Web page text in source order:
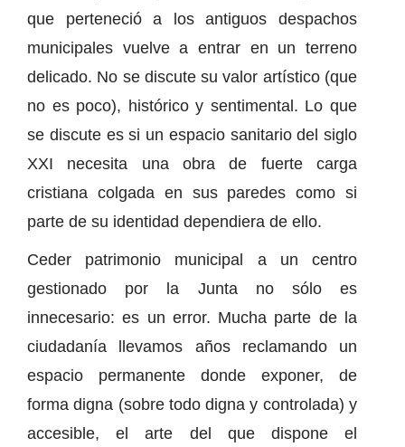
que perteneció a los antiguos despachos
municipales vuelve a entrar en un terreno
delicado. No se discute su valor artístico (que
no es poco), histórico y sentimental. Lo que
se discute es si un espacio sanitario del siglo
XXI necesita una obra de fuerte carga
cristiana colgada en sus paredes como si
parte de su identidad dependiera de ello.
Ceder patrimonio municipal a un centro
gestionado por la Junta no sólo es
innecesario: es un error. Mucha parte de la
ciudadanía llevamos años reclamando un
espacio permanente donde exponer, de
forma digna (sobre todo digna y controlada) y
accesible, el arte del que dispone el